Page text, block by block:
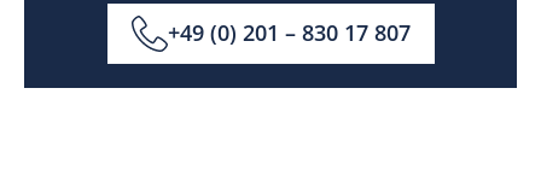
+49 (0) 201 – 830 17 807